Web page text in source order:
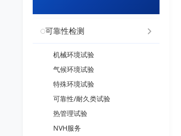
可靠性检测
机械环境试验
气候环境试验
特殊环境试验
可靠性/耐久类试验
热管理试验
NVH服务